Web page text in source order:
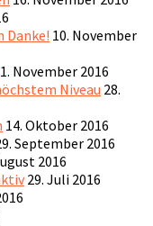
Danke! 10. November
1. November 2016
Niveau 28.
14. Oktober 2016
September 2016
2016
29. Juli 2016